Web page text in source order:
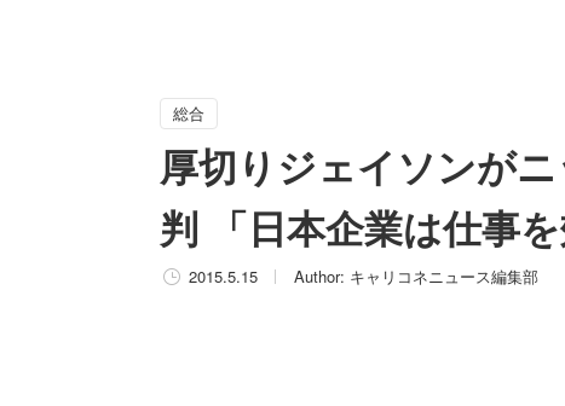
総合
厚切りジェイソンが
判 「日本企業は仕事
2015.5.15 Author: キャリコネニュース編集部